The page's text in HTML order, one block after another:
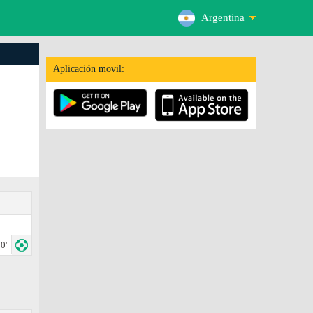
Argentina
Aplicación movil: